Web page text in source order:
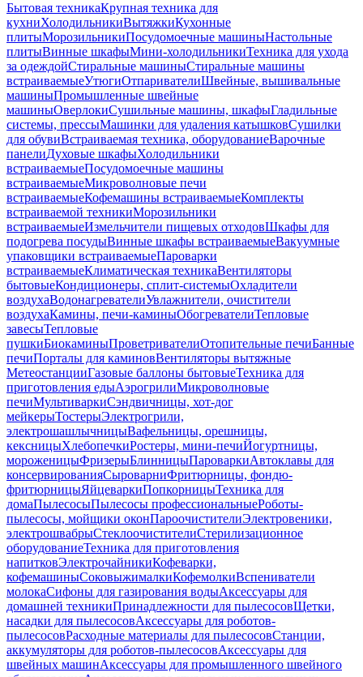
Бытовая техникаКрупная техника для
кухниХолодильникиВытяжкиКухонные
плитыМорозильникиПосудомоечные машиныНастольные
плитыВинные шкафыМини-холодильникиТехника для ухода
за одеждойСтиральные машиныСтиральные машины
встраиваемыеУтюгиОтпаривателиШвейные, вышивальные
машиныПромышленные швейные
машиныОверлокиСушильные машины, шкафыГладильные
системы, прессыМашинки для удаления катышковСушилки
для обувиВстраиваемая техника, оборудованиеВарочные
панелиДуховые шкафыХолодильники
встраиваемыеПосудомоечные машины
встраиваемыеМикроволновые печи
встраиваемыеКофемашины встраиваемыеКомплекты
встраиваемой техникиМорозильники
встраиваемыеИзмельчители пищевых отходовШкафы для
подогрева посудыВинные шкафы встраиваемыеВакуумные
упаковщики встраиваемыеПароварки
встраиваемыеКлиматическая техникаВентиляторы
бытовыеКондиционеры, сплит-системыОхладители
воздухаВодонагревателиУвлажнители, очистители
воздухаКамины, печи-каминыОбогревателиТепловые
завесыТепловые
пушкиБиокаминыПроветривателиОтопительные печиБанные
печиПорталы для каминовВентиляторы вытяжные
МетеостанцииГазовые баллоны бытовыеТехника для
приготовления едыАэрогрилиМикроволновые
печиМультиваркиСэндвичницы, хот-дог
мейкерыТостерыЭлектрогрили,
электрошашлычницыВафельницы, орешницы,
кексницыХлебопечкиРостеры, мини-печиЙогуртницы,
мороженицыФризерыБлинницыПароваркиАвтоклавы для
консервированияСыроварниФритюрницы, фондю-
фритюрницыЯйцеваркиПопкорницыТехника для
домаПылесосыПылесосы профессиональныеРоботы-
пылесосы, мойщики оконПароочистителиЭлектровеники,
электрошвабрыСтеклоочистителиСтерилизационное
оборудованиеТехника для приготовления
напитковЭлектрочайникиКофеварки,
кофемашиныСоковыжималкиКофемолкиВспениватели
молокаСифоны для газирования водыАксессуары для
домашней техникиПринадлежности для пылесосовЩетки,
насадки для пылесосовАксессуары для роботов-
пылесосовРасходные материалы для пылесосовСтанции,
аккумуляторы для роботов-пылесосовАксессуары для
швейных машинАксессуары для промышленного швейного